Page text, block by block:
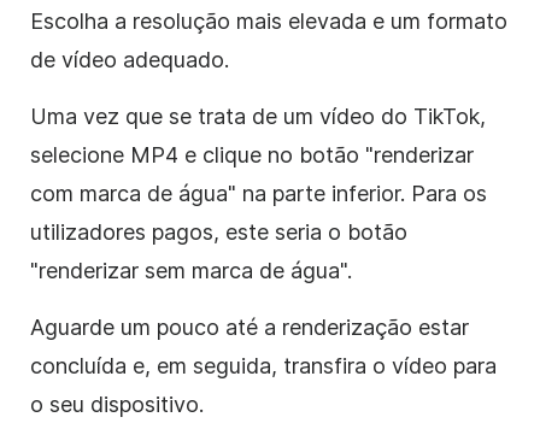
Escolha a resolução mais elevada e um formato
de vídeo adequado.
Uma vez que se trata de um vídeo do TikTok,
selecione MP4 e clique no botão "renderizar
com marca de água" na parte inferior. Para os
utilizadores pagos, este seria o botão
"renderizar sem marca de água".
Aguarde um pouco até a renderização estar
concluída e, em seguida, transfira o vídeo para
o seu dispositivo.